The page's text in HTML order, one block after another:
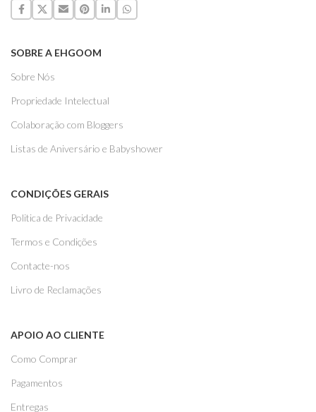
SOBRE A EHGOOM
Sobre Nós
Propriedade Intelectual
Colaboração com Bloggers
Listas de Aniversário e Babyshower
CONDIÇÕES GERAIS
Politica de Privacidade
Termos e Condições
Contacte-nos
Livro de Reclamações
APOIO AO CLIENTE
Como Comprar
Pagamentos
Entregas